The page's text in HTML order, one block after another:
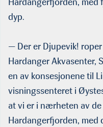
dyp.
— Der er Djupevik!
Hardanger Akva­senter,
en av konsesjonene til
visningssenteret i
at vi er i nærheten av
Hardangerfjorden, med